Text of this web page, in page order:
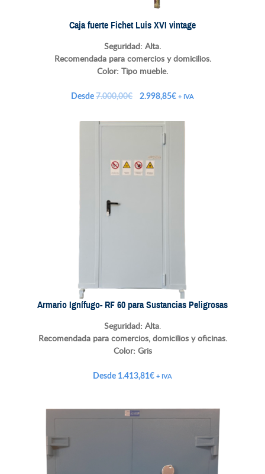
Caja fuerte Fichet Luis XVI vintage
Seguridad: Alta.
Recomendada para comercios y domicilios.
Color: Tipo mueble.
Desde7.000,00€
El
original
7.000,00€.
2.998,85€El
actual
+ IVA
Armario Ignífugo- RF 60 para Sustancias Peligrosas
Seguridad: Alta.
Recomendada para comercios, domicilios y oficinas.
Color: Gris
Desde 1.413,81€ + IVA